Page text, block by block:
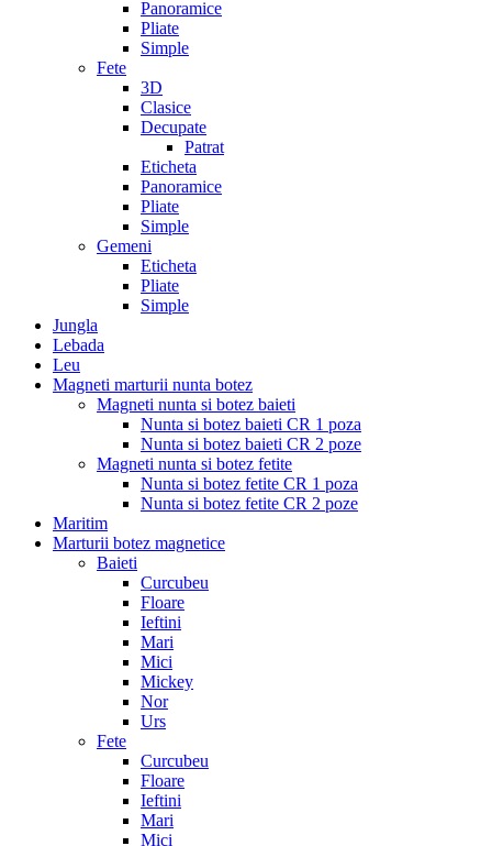
Panoramice
Pliate
Simple
Fete
3D
Clasice
Decupate
Patrat
Eticheta
Panoramice
Pliate
Simple
Gemeni
Eticheta
Pliate
Simple
Jungla
Lebada
Leu
Magneti marturii nunta botez
Magneti nunta si botez baieti
Nunta si botez baieti CR 1 poza
Nunta si botez baieti CR 2 poze
Magneti nunta si botez fetite
Nunta si botez fetite CR 1 poza
Nunta si botez fetite CR 2 poze
Maritim
Marturii botez magnetice
Baieti
Curcubeu
Floare
Ieftini
Mari
Mici
Mickey
Nor
Urs
Fete
Curcubeu
Floare
Ieftini
Mari
Mici